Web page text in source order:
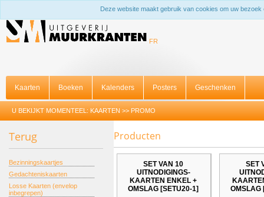
Deze website maakt gebruik van cookies om uw
FR
Kaarten Boeken Kalenders Posters Geschenken
U BEKIJKT MOMENTEEL: KAARTEN >> PROMO
Terug
Bezinningskaartjes
Gedachteniskaarten
Losse Kaarten (envelop
inbegrepen)
Producten
SET VAN 10
UITNODIGINGS-
KAARTEN ENKEL +
OMSLAG [SETU20-1]
SET
OMSLAG